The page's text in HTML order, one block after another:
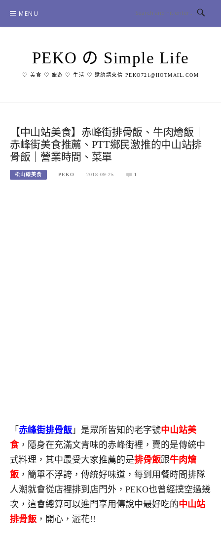
content
MENU
PEKO の Simple Life
♡ 美食 ♡ 旅遊 ♡ 生活 ♡ 邀約請來信 PEKO721@HOTMAIL.COM
【中山站美食】赤峰街排骨飯、牛肉燴飯｜
赤峰街美食推薦、PTT鄉民激推的中山站排
骨飯｜營業時間、菜單
松山線美食 PEKO 2018-09-25 1
「 赤峰街排骨飯 」是眾所皆知的老字號中山站美
食，隱身在充滿文青味的赤峰街裡，賣的是傳統中
式料理，其中最受大家推薦的是排骨飯跟牛肉燴
飯 ，簡單不浮誇，傳統好味道，每到用餐時間排隊
人潮就會從店裡排到店門外，PEKO也曾經撲空過幾
次，這會總算可以進門享用傳說中最好吃的中山站
排骨飯 ，開心，灑花!!